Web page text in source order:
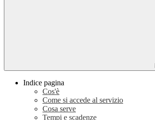
Indice pagina
Cos'è
Come si accede al servizio
Cosa serve
Tempi e scadenze